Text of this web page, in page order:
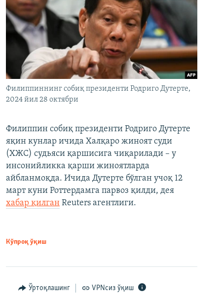
Филиппиннинг собиқ президенти Родриго Дутерте,
2024 йил 28 октябри
Филиппин собиқ президенти Родриго Дутерте
яқин кунлар ичида Халқаро жиноят суди
(ХЖС) судьяси қаршисига чиқарилади – у
инсонийликка қарши жиноятларда
айбланмоқда. Ичида Дутерте бўлган учоқ 12
март куни Роттердамга парвоз қилди, дея
хабар қилган Reuters агентлиги.
Кўпроқ ўқиш
Ўртоқлашинг VPNсиз ўқиш